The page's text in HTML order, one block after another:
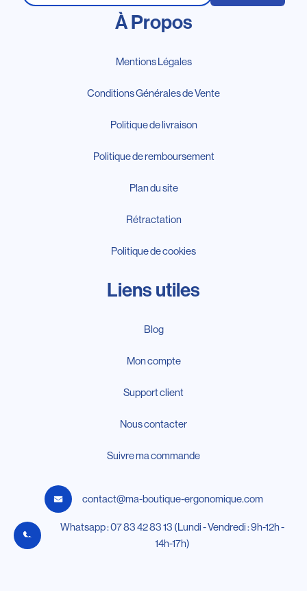
À Propos
Mentions Légales
Conditions Générales de Vente
Politique de livraison
Politique de remboursement
Plan du site
Rétractation
Politique de cookies
Liens utiles
Blog
Mon compte
Support client
Nous contacter
Suivre ma commande
contact@ma-boutique-ergonomique.com
Whatsapp : 07 83 42 83 13 (Lundi - Vendredi : 9h-12h -
14h-17h)